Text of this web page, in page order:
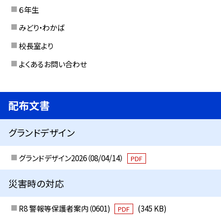
６年生
みどり・わかば
校長室より
よくあるお問い合わせ
配布文書
グランドデザイン
グランドデザイン2026（08/04/14） PDF
災害時の対応
R8 警報等保護者案内（0601) PDF (345 KB)